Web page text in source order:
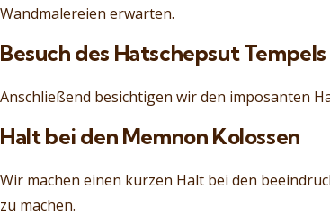
Wandmalereien erwarten.
Besuch des Hatschepsut Tempels
Anschließend besichtigen wir den imposanten
Halt bei den Memnon Kolossen
Wir machen einen kurzen Halt bei den
zu machen.